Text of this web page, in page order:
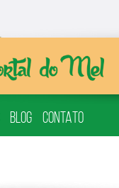
BLOG CONTATO